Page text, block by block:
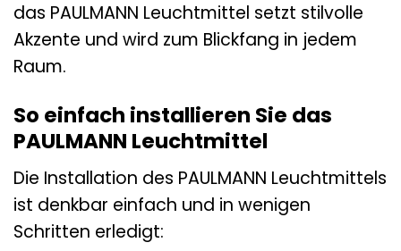
das PAULMANN Leuchtmittel setzt stilvolle
Akzente und wird zum Blickfang in jedem
Raum.
So einfach installieren Sie das
PAULMANN Leuchtmittel
Die Installation des PAULMANN Leuchtmittels
ist denkbar einfach und in wenigen
Schritten erledigt: